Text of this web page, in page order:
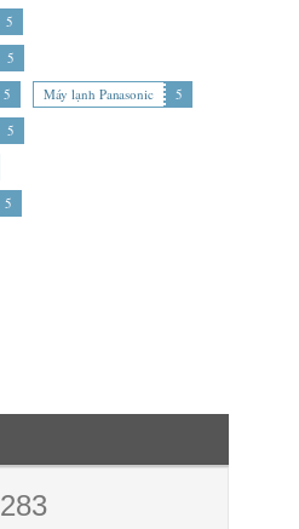
5
5
5 Máy lạnh Panasonic
5
5
5
283